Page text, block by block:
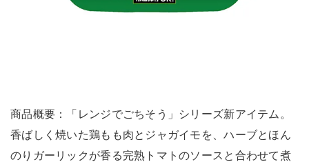
商品概要：「レンジでごちそう」シリーズ新アイテム。
香ばしく焼いた鶏もも肉とジャガイモを、ハーブとほん
のりガーリックが香る完熟トマトのソースと合わせて煮